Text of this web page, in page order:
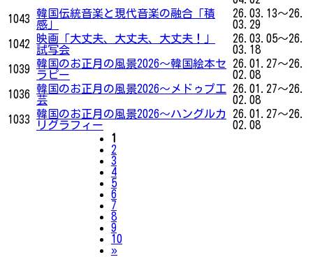
1043 韓国伝統音楽と現代音楽の融合「積
感」
26.03.13～26.
03.29
1042
映画「大丈夫、大丈夫、大丈夫！」
試写会
26.03.05～26.
03.18
1039 韓国のお正月の風景2026〜韓国絵本セ
ラピー
26.01.27～26.
02.08
1036 韓国のお正月の風景2026〜メドゥプ工
芸
26.01.27～26.
02.08
1033 韓国のお正月の風景2026〜ハングルカ
リグラフィー
26.01.27～26.
02.08
1
2
3
4
5
6
7
8
9
10
»Next